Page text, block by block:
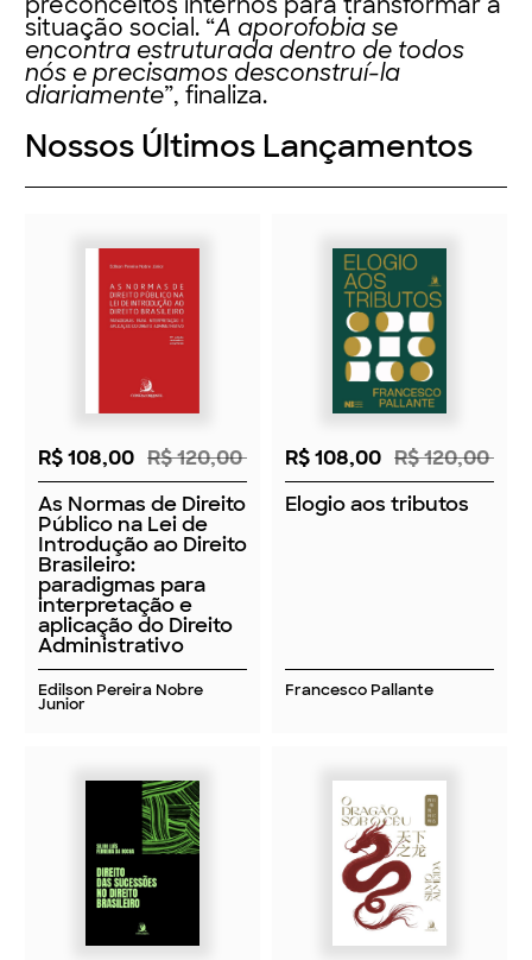
situação social. “A aporofobia se
encontra estruturada dentro de todos
nós e precisamos desconstruí-la
diariamente”, finaliza.
Nossos Últimos Lançamentos
R$ 108,00 R$ 120,00
As Normas de Direito
Público na Lei de
Introdução ao Direito
Brasileiro:
paradigmas para
interpretação e
aplicação do Direito
Administrativo
Edilson Pereira Nobre
Junior
R$ 108,00 R$ 120,00
Elogio aos tributos
Francesco Pallante